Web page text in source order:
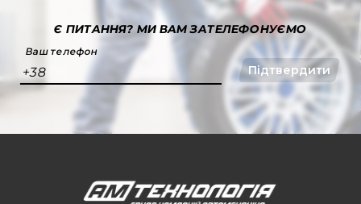
Є ПИТАННЯ?МИ ВАМ ЗАТЕЛЕФОНУЄМО
Ваш телефон
+38 Підтвердити